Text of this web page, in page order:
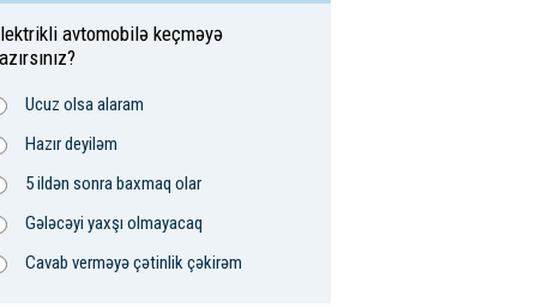
avtomobilə keçməyə
Ucuz olsa alaram
Hazır deyiləm
5 ildən sonra baxmaq olar
Gələcəyi yaxşı olmayacaq
Cavab verməyə çətinlik çəkirəm